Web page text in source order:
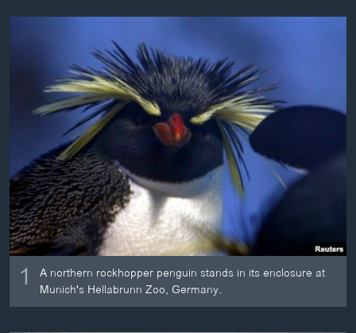
ອິດສະຫຼະພາບດ້ານການຂ່າວ
ຊີວິດຊາວລາວ
ຊຸມຊົນຊາວລາວ
ວິທະຍາສາດ-ເທັກໂນໂລຈີ
ທຸລະກິດ
ພາສາອັງກິດ
ວີດີໂອ
ສຽງ
ລາຍການກະຈາຍສຽງ
ລາຍງານ
ຕິດຕາມພວກເຮົາ ທີ່
1
A northern rockhopper penguin stands in its enclosure at
Munich's Hellabrunn Zoo, Germany.